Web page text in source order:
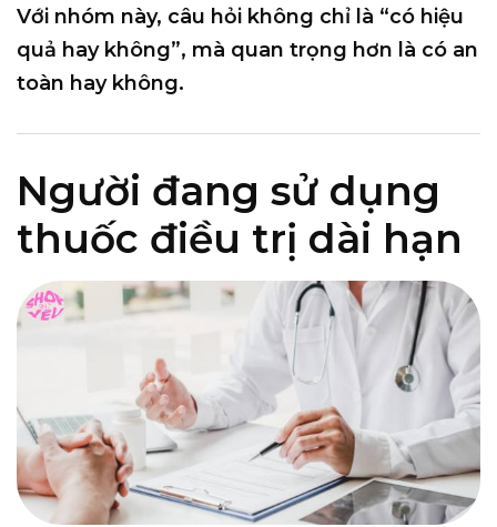
Với nhóm này, câu hỏi không chỉ là “có hiệu
quả hay không”, mà quan trọng hơn là có an
toàn hay không.
Người đang sử dụng
thuốc điều trị dài hạn